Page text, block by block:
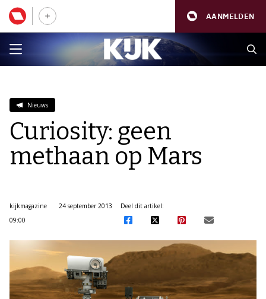
AANMELDEN
Nieuws
Curiosity: geen
methaan op Mars
kijkmagazine
24 september 2013
09:00
Deel dit artikel: